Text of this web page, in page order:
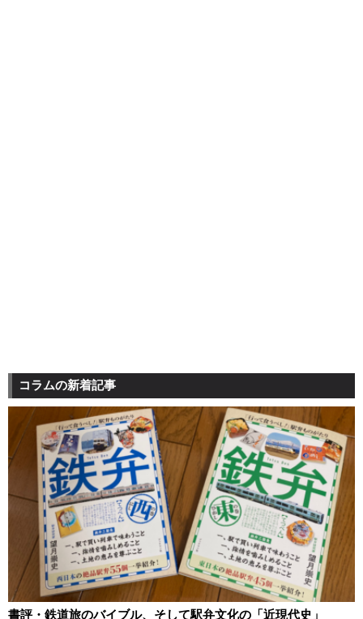
コラムの新着記事
書評・鉄道旅のバイブル、そして駅弁文化の「近現代史」